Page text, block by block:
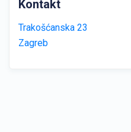
Kontakt
Trakošćanska 23
Zagreb